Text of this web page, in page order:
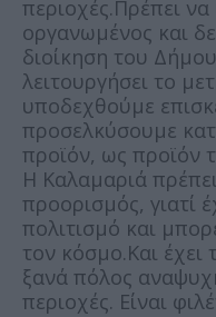
περιοχές.Πρέπει
οργανωμένος και
διοίκηση του
λειτουργήσει το
υποδεχθούμε
προσελκύσουμε
προϊόν, ως προϊόν
Η Καλαμαριά
προορισμός, γιατί
πολιτισμό και
τον κόσμο.Και έχει
ξανά πόλος
περιοχές. Είναι